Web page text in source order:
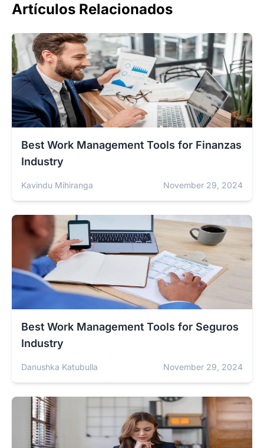
Artículos Relacionados
Best Work Management Tools for Finanzas
Industry
Kavindu Mihiranga November 29, 2024
Best Work Management Tools for Seguros
Industry
Danushka Katubulla November 29, 2024